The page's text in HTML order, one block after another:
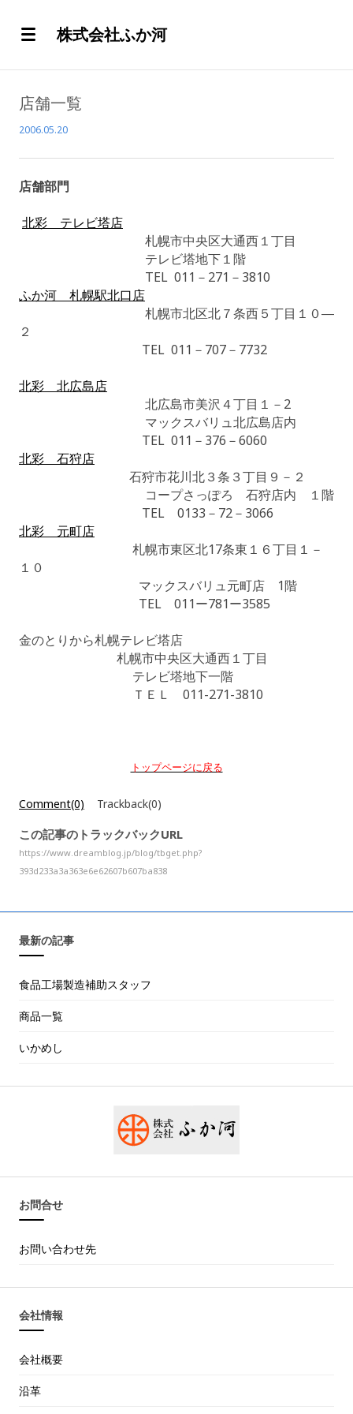
株式会社ふか河
店舗一覧
2006.05.20
店舗部門
北彩 テレビ塔店
札幌市中央区大通西１丁目
テレビ塔地下１階
TEL 011－271－3810
ふか河 札幌駅北口店
札幌市北区北７条西５丁目１０―
２
TEL 011－707－7732
北彩 北広島店
北広島市美沢４丁目１－2
マックスバリュ北広島店内
TEL 011－376－6060
北彩 石狩店
石狩市花川北３条３丁目９－２
コープさっぽろ 石狩店内 １階
TEL 0133－72－3066
北彩 元町店
札幌市東区北17条東１６丁目１－
１０
マックスバリュ元町店 1階
TEL 011ー781ー3585
金のとりから札幌テレビ塔店
札幌市中央区大通西１丁目
テレビ塔地下一階
ＴＥＬ 011-271-3810
トップページに戻る
Comment(0) Trackback(0)
この記事のトラックバックURL
https://www.dreamblog.jp/blog/tbget.php?
393d233a3a363e6e62607b607ba838
最新の記事
食品工場製造補助スタッフ
商品一覧
いかめし
お問合せ
お問い合わせ先
会社情報
会社概要
沿革